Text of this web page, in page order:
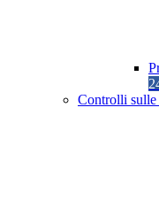
Controlli sulle